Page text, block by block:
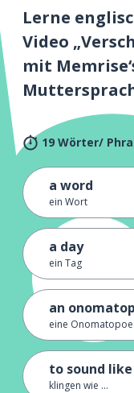
Lerne
Video
mit
19 Wörter/
a word
ein Wort
a day
ein Tag
an
eine
to sound like
klingen wie ...